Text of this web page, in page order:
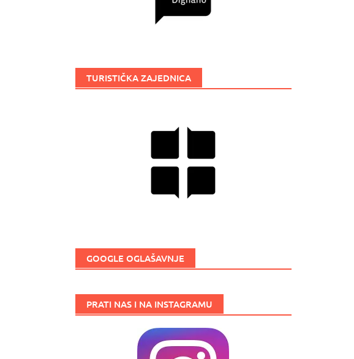
TURISTIČKA ZAJEDNICA
GOOGLE OGLAŠAVNJE
PRATI NAS I NA INSTAGRAMU